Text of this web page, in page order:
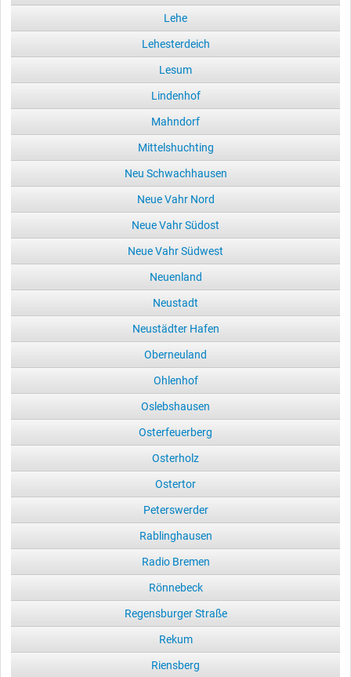
Lehe
Lehesterdeich
Lesum
Lindenhof
Mahndorf
Mittelshuchting
Neu Schwachhausen
Neue Vahr Nord
Neue Vahr Südost
Neue Vahr Südwest
Neuenland
Neustadt
Neustädter Hafen
Oberneuland
Ohlenhof
Oslebshausen
Osterfeuerberg
Osterholz
Ostertor
Peterswerder
Rablinghausen
Radio Bremen
Rönnebeck
Regensburger Straße
Rekum
Riensberg